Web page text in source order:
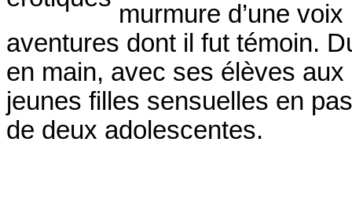
murmure d’une
aventures dont il fut témoin.
en main, avec ses élèves
jeunes filles sensuelles en
de deux adolescentes.